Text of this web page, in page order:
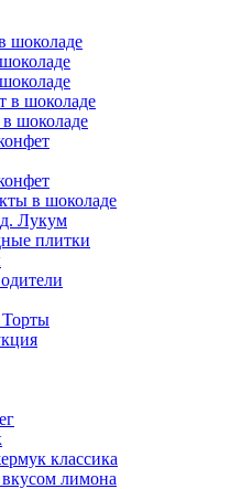
шоколаде
в шоколаде
шоколаде
в шоколаде
Лукум
плитки
Торты
классика
лимона